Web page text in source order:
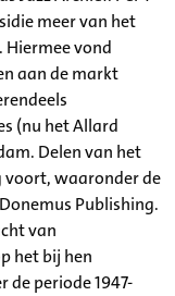
meer van het
Hiermee vond
aan de markt
(nu het Allard
Delen van het
voort, waaronder de
Publishing.
van
het bij hen
de periode 1947-